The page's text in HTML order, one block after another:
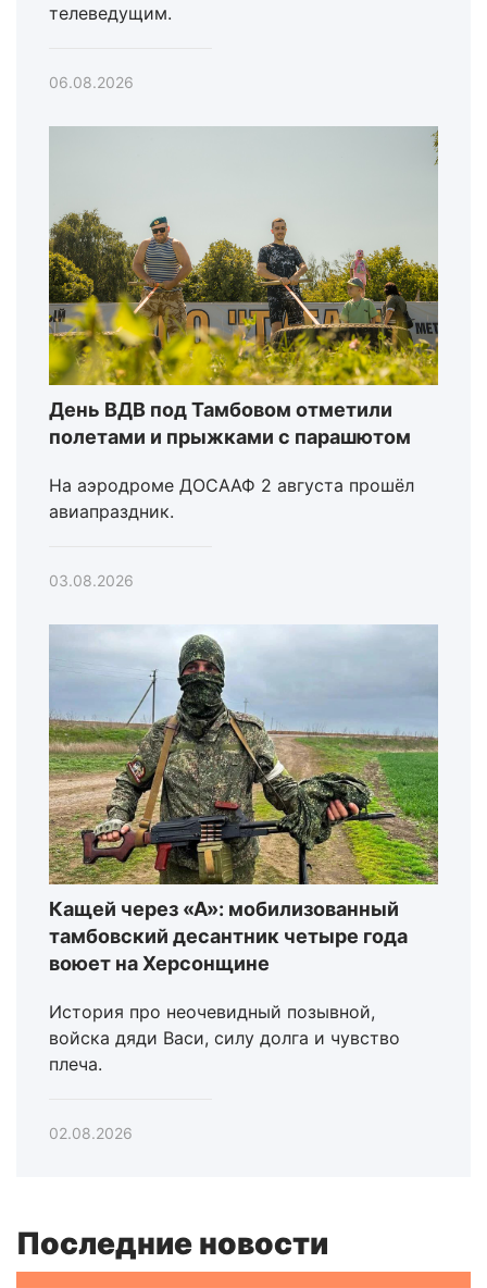
телеведущим.
06.08.2026
День ВДВ под Тамбовом отметили
полетами и прыжками с парашютом
На аэродроме ДОСААФ 2 августа прошёл
авиапраздник.
03.08.2026
Кащей через «А»: мобилизованный
тамбовский десантник четыре года
воюет на Херсонщине
История про неочевидный позывной,
войска дяди Васи, силу долга и чувство
плеча.
02.08.2026
Последние новости